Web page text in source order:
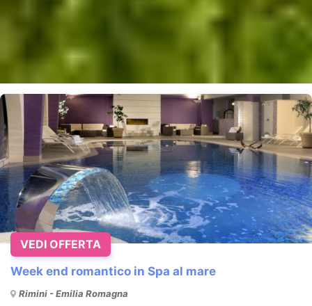
Week end romantico in Spa al mare
Rimini - Emilia Romagna
VEDI OFFERTA